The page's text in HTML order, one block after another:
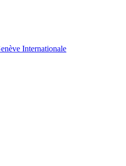
Internationale